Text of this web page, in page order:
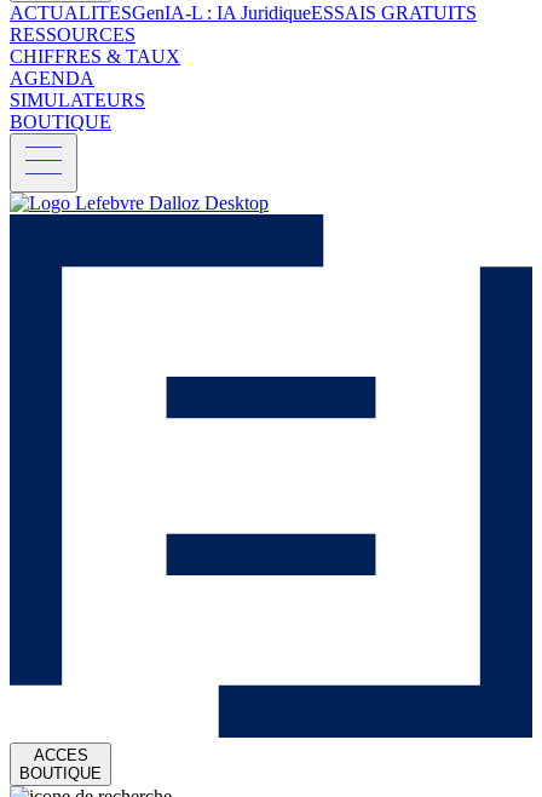
ACTUALITESGenIA-L : IA JuridiqueESSAIS GRATUITS
RESSOURCES
CHIFFRES & TAUX
AGENDA
SIMULATEURS
BOUTIQUE
ACCES
BOUTIQUE